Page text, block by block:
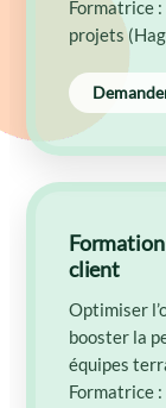
Formatrice
projets
client
Optimiser
booster la
équipes
Formatrice